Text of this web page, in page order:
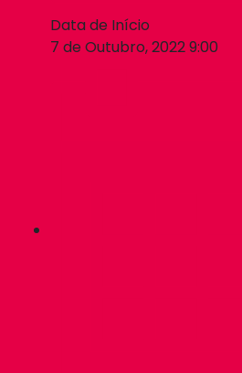
Data de Início
7 de Outubro, 2022 9:00